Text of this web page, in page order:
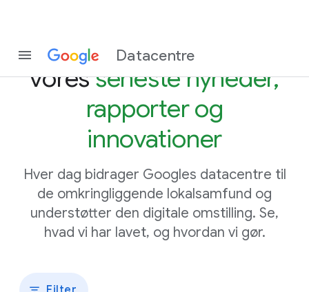
Datacentre
Hold dig orienteret om
voresseneste nyheder,
rapporter og
innovationer
Hver dag bidrager Googles datacentre til
de omkringliggende lokalsamfund og
understøtter den digitale omstilling. Se,
hvad vi har lavet, og hvordan vi gør.